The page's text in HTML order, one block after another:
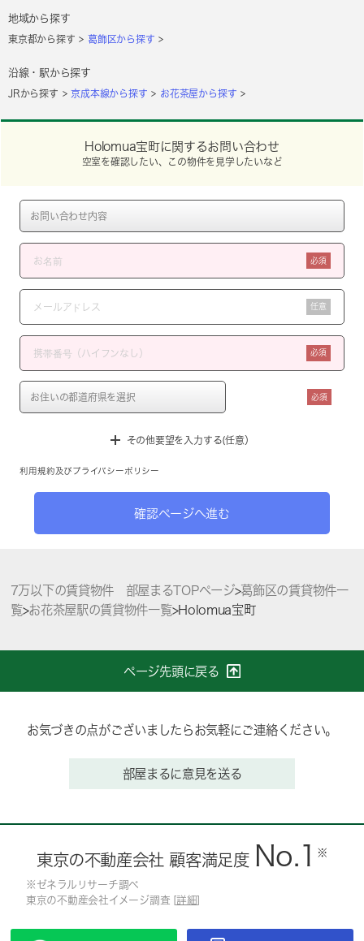
地域から探す
東京都から探す 葛飾区から探す
沿線・駅から探す
JRから探す 京成本線から探す お花茶屋から探す
Holomua宝町に関するお問い合わせ
空室を確認したい、この物件を見学したいなど
必須
任意
必須
必須
その他要望を入力する(任意）
利用規約 及び プライバシーポリシー
確認ページへ進む
7万以下の賃貸物件 部屋まるTOPページ>葛飾区の賃貸物件一
覧>お花茶屋駅の賃貸物件一覧>Holomua宝町
ページ先頭に戻る
お気づきの点がございましたらお気軽にご連絡ください。
部屋まるに意見を送る
東京の不動産会社 顧客満足度 No.1 ※
※ゼネラルリサーチ調べ
東京の不動産会社イメージ調査 [ 詳細